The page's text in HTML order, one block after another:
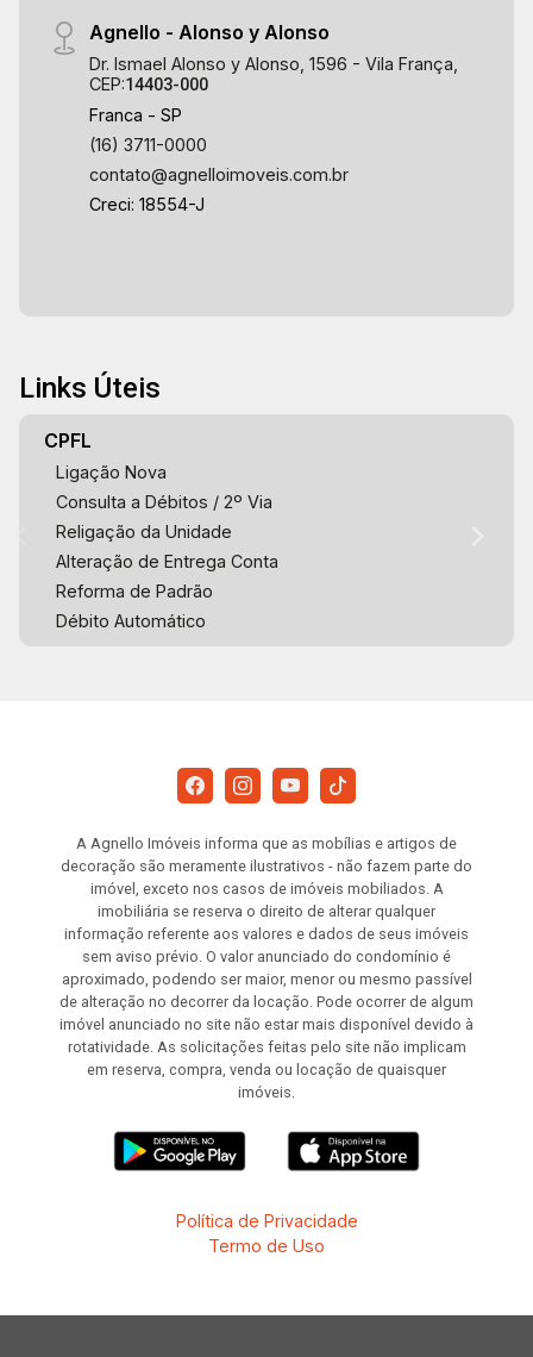
Agnello - Alonso y Alonso
Dr. Ismael Alonso y Alonso, 1596 - Vila França,
CEP:14403-000
Franca - SP
(16) 3711-0000
contato@agnelloimoveis.com.br
Creci: 18554-J
Links Úteis
CPFL
Ligação Nova
Consulta a Débitos / 2º Via
Religação da Unidade
Alteração de Entrega Conta
Reforma de Padrão
Débito Automático
A Agnello Imóveis informa que as mobílias e artigos de
decoração são meramente ilustrativos - não fazem parte do
imóvel, exceto nos casos de imóveis mobiliados. A
imobiliária se reserva o direito de alterar qualquer
informação referente aos valores e dados de seus imóveis
sem aviso prévio. O valor anunciado do condomínio é
aproximado, podendo ser maior, menor ou mesmo passível
de alteração no decorrer da locação. Pode ocorrer de algum
imóvel anunciado no site não estar mais disponível devido à
rotatividade. As solicitações feitas pelo site não implicam
em reserva, compra, venda ou locação de quaisquer
imóveis.
Política de Privacidade
Termo de Uso